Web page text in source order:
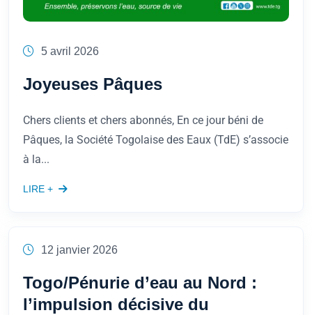
5 avril 2026
Joyeuses Pâques
Chers clients et chers abonnés, En ce jour béni de
Pâques, la Société Togolaise des Eaux (TdE) s’associe
à la...
LIRE +
12 janvier 2026
Togo/Pénurie d’eau au Nord :
l’impulsion décisive du